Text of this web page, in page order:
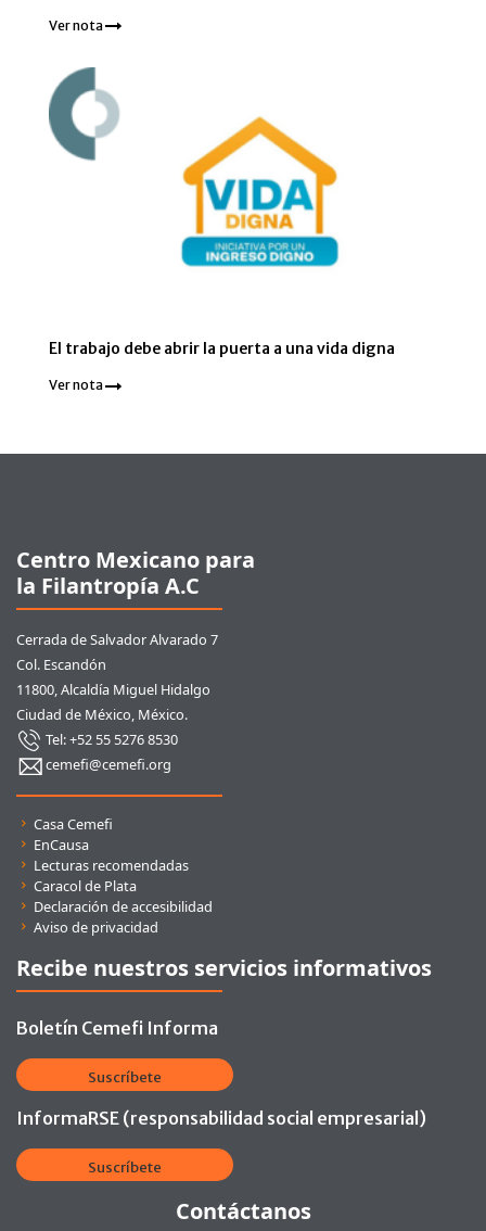
Ver nota
El trabajo debe abrir la puerta a una vida digna
Ver nota
Centro Mexicano para
la Filantropía A.C
Cerrada de Salvador Alvarado 7
Col. Escandón
11800, Alcaldía Miguel Hidalgo
Ciudad de México, México.
Tel: +52 55 5276 8530
cemefi@cemefi.org
Enlaces rápidos
Casa Cemefi
EnCausa
Lecturas recomendadas
Caracol de Plata
Declaración de accesibilidad
Aviso de privacidad
Recibe nuestros servicios informativos
Boletín Cemefi Informa
Suscríbete
InformaRSE (responsabilidad social empresarial)
Suscríbete
Contáctanos